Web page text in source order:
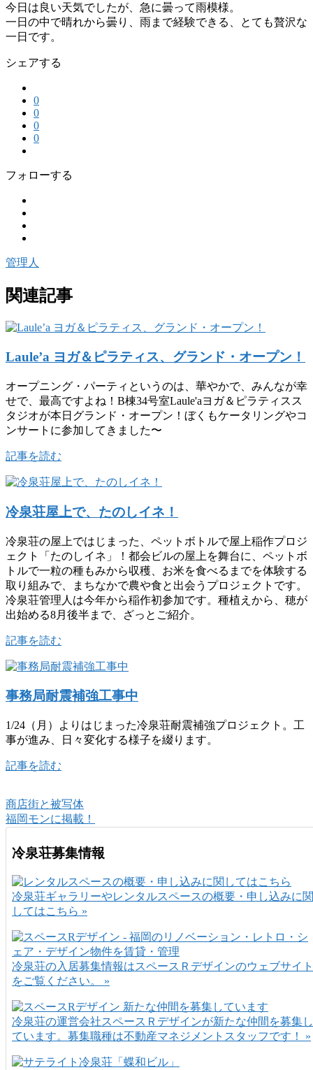
今日は良い天気でしたが、急に曇って雨模様。
一日の中で晴れから曇り、雨まで経験できる、とても贅沢な
一日です。
シェアする
0
0
0
0
フォローする
管理人
関連記事
Laule’a ヨガ＆ピラティス、グランド・オープン！
オープニング・パーティというのは、華やかで、みんなが幸
せで、最高ですよね！B棟34号室Laule'aヨガ＆ピラティスス
タジオが本日グランド・オープン！ぼくもケータリングやコ
ンサートに参加してきました〜
記事を読む
冷泉荘屋上で、たのしイネ！
冷泉荘の屋上ではじまった、ペットボトルで屋上稲作プロジ
ェクト「たのしイネ」！都会ビルの屋上を舞台に、ペットボ
トルで一粒の種もみから収穫、お米を食べるまでを体験する
取り組みで、まちなかで農や食と出会うプロジェクトです。
冷泉荘管理人は今年から稲作初参加です。種植えから、穂が
出始める8月後半まで、ざっとご紹介。
記事を読む
事務局耐震補強工事中
1/24（月）よりはじまった冷泉荘耐震補強プロジェクト。工
事が進み、日々変化する様子を綴ります。
記事を読む
商店街と被写体
福岡モンに掲載！
冷泉荘募集情報
冷泉荘ギャラリーやレンタルスペースの概要・申し込みに関
してはこちら »
冷泉荘の入居募集情報はスペースＲデザインのウェブサイト
をご覧ください。 »
冷泉荘の運営会社スペースＲデザインが新たな仲間を募集し
ています。募集職種は不動産マネジメントスタッフです！ »